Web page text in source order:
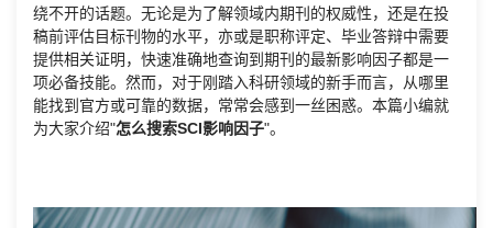
绕不开的话题。无论是为了解领域内期刊的权威性，还是在投
稿前评估目标刊物的水平，亦或是职称评定、毕业答辩中需要
提供相关证明，快速准确地查询到期刊的最新影响因子都是一
项必备技能。然而，对于刚踏入科研领域的新手而言，从哪里
能找到官方或可靠的数据，常常会感到一丝困惑。本篇小编就
为大家介绍"怎么搜索SCI影响因子"。